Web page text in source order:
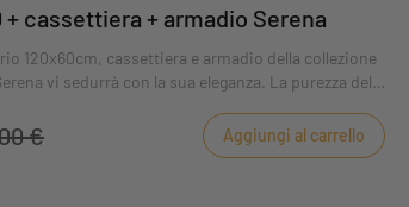
+ cassettiera + armadio Serena
120x60cm, cassettiera e armadio della collezione
vi sedurrà con la sua eleganza. La purezza del
€ Aggiungi al carrello